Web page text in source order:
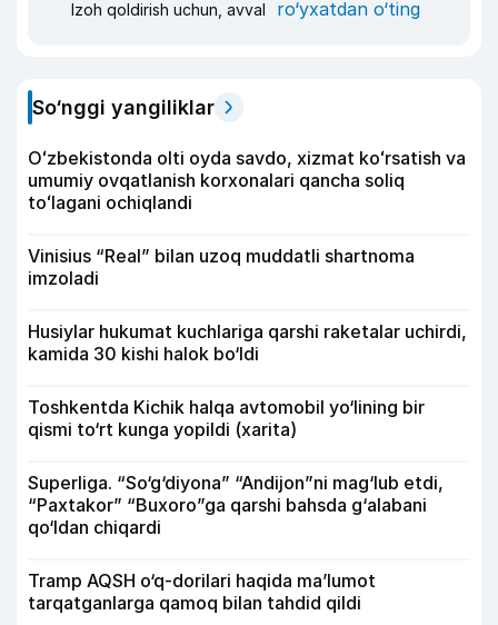
Izoh qoldirish uchun, avval ro‘yxatdan o‘ting
So‘nggi yangiliklar
Oʻzbekistonda olti oyda savdo, xizmat koʻrsatish va
umumiy ovqatlanish korxonalari qancha soliq
toʻlagani ochiqlandi
Vinisius “Real” bilan uzoq muddatli shartnoma
imzoladi
Husiylar hukumat kuchlariga qarshi raketalar uchirdi,
kamida 30 kishi halok bo‘ldi
Toshkentda Kichik halqa avtomobil yo‘lining bir
qismi to‘rt kunga yopildi (xarita)
Superliga. “So‘g‘diyona” “Andijon”ni mag‘lub etdi,
“Paxtakor” “Buxoro”ga qarshi bahsda g‘alabani
qo‘ldan chiqardi
Tramp AQSH o‘q-dorilari haqida ma’lumot
tarqatganlarga qamoq bilan tahdid qildi